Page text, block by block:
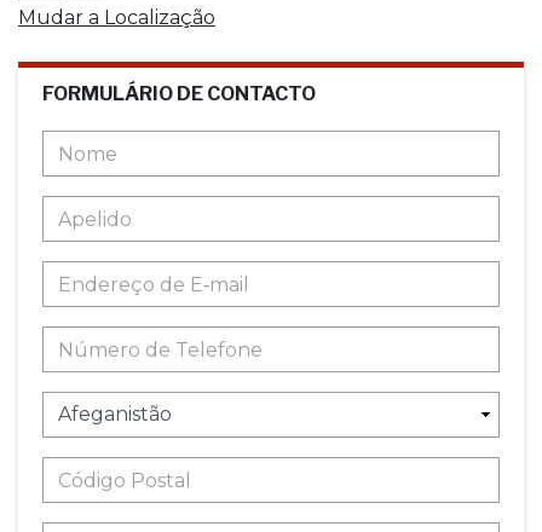
Mudar a Localização
FORMULÁRIO DE CONTACTO